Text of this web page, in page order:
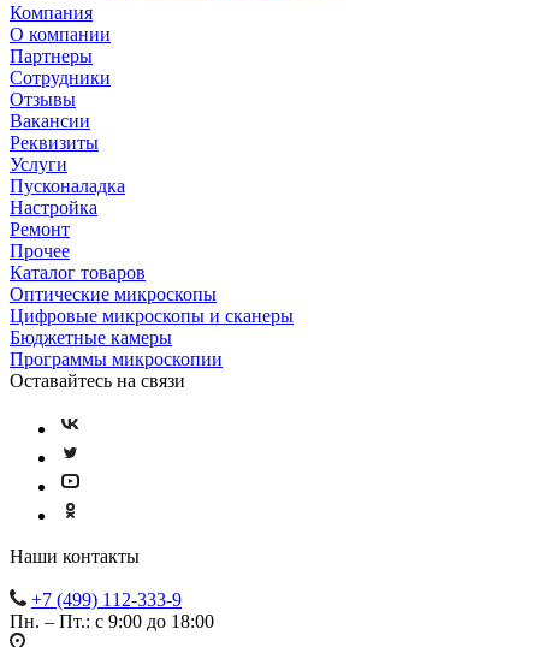
Компания
О компании
Партнеры
Сотрудники
Отзывы
Вакансии
Реквизиты
Услуги
Пусконаладка
Настройка
Ремонт
Прочее
Каталог товаров
Оптические микроскопы
Цифровые микроскопы и сканеры
Бюджетные камеры
Программы микроскопии
Оставайтесь на связи
Наши контакты
+7 (499) 112-333-9
Пн. – Пт.: с 9:00 до 18:00